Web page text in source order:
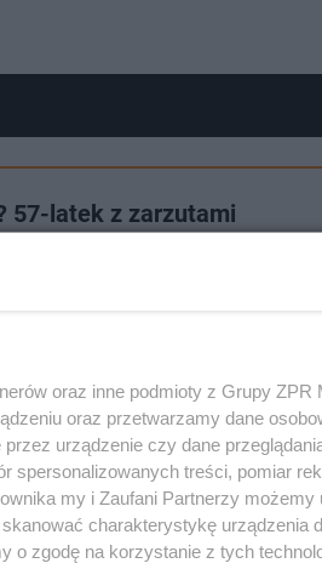
57-latek z zarzutami
oraz inne podmioty z Grupy
oraz przetwarzamy dane
urządzenie czy dane
spersonalizowanych treści, pomiar
my i Zaufani Partnerzy
charakterystykę urządzenia
o zgodę na korzystanie z tych